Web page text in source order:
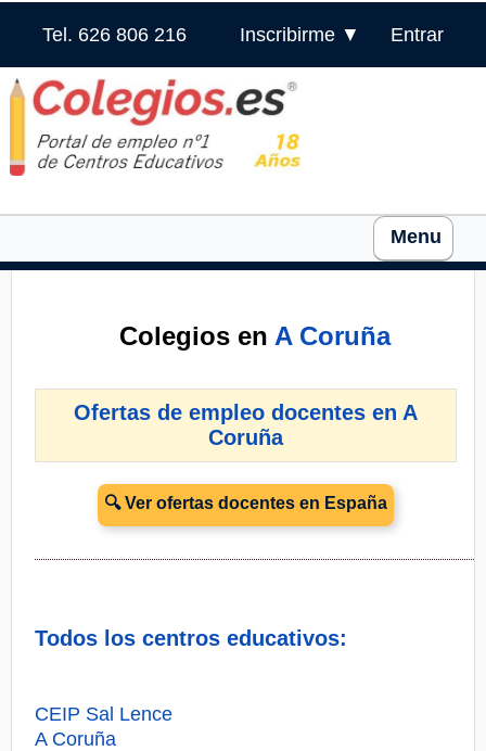
Tel. 626 806 216 Inscribirme ▼ Entrar
Menu
Colegios en A Coruña
Ofertas de empleo docentes en A
Coruña
🔍 Ver ofertas docentes en España
Todos los centros educativos:
CEIP Sal Lence
A Coruña